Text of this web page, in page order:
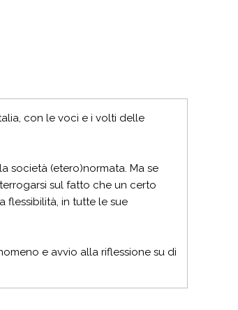
con le voci e i volti delle
società (etero)normata. Ma se
sul fatto che un certo
flessibilità, in tutte le sue
e avvio alla riflessione su di